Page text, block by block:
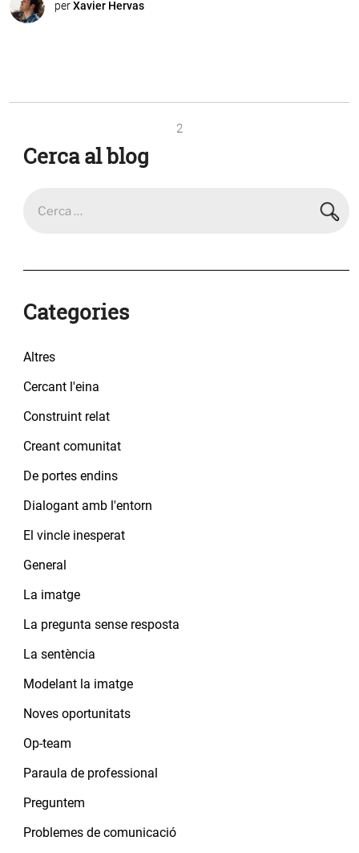
perXavier Hervas
2
Cerca al blog
Categories
Altres
Cercant l'eina
Construint relat
Creant comunitat
De portes endins
Dialogant amb l'entorn
El vincle inesperat
General
La imatge
La pregunta sense resposta
La sentència
Modelant la imatge
Noves oportunitats
Op-team
Paraula de professional
Preguntem
Problemes de comunicació